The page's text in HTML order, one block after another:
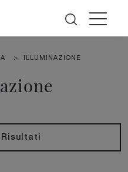
> ILLUMINAZIONE